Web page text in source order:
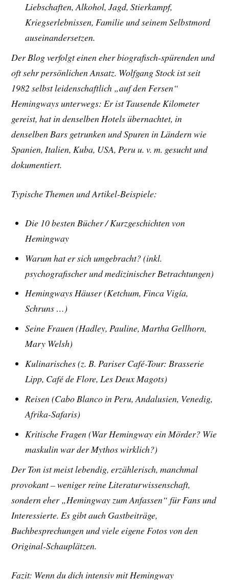
Liebschaften, Alkohol, Jagd, Stierkampf,
Kriegserlebnissen, Familie und seinem Selbstmord
auseinandersetzen.
Der Blog verfolgt einen eher biografisch-spürenden und
oft sehr persönlichen Ansatz. Wolfgang Stock ist seit
1982 selbst leidenschaftlich „auf den Fersen“
Hemingways unterwegs: Er ist Tausende Kilometer
gereist, hat in denselben Hotels übernachtet, in
denselben Bars getrunken und Spuren in Ländern wie
Spanien, Italien, Kuba, USA, Peru u. v. m. gesucht und
dokumentiert.
Typische Themen und Artikel-Beispiele:
Die 10 besten Bücher /Kurzgeschichten von
Hemingway
Warum hat er sich umgebracht? (inkl.
psychografischer und medizinischer Betrachtungen)
Hemingways Häuser (Ketchum, Finca Vigía,
Schruns …)
Seine Frauen (Hadley, Pauline, Martha Gellhorn,
Mary Welsh)
Kulinarisches (z. B. Pariser Café-Tour: Brasserie
Lipp, Café de Flore, Les Deux Magots)
Reisen (Cabo Blanco in Peru, Andalusien, Venedig,
Afrika-Safaris)
Kritische Fragen (War Hemingway ein Mörder? Wie
maskulin war der Mythos wirklich?)
Der Ton ist meist lebendig, erzählerisch, manchmal
provokant – weniger reine Literaturwissenschaft,
sondern eher „Hemingway zum Anfassen“ für Fans und
Interessierte. Es gibt auch Gastbeiträge,
Buchbesprechungen und viele eigene Fotos von den
Original-Schauplätzen.
Fazit: Wenn du dich intensiv mit Hemingway